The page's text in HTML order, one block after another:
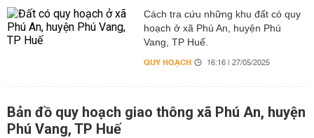
Cách tra cứu những khu đất có quy
hoạch ở xã Phú An, huyện Phú
Vang, TP Huế.
QUY HOẠCH 16:16 | 27/05/2025
Bản đồ quy hoạch giao thông xã Phú An, huyện
Phú Vang, TP Huế